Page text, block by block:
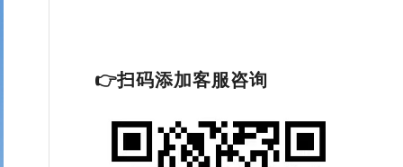
👉扫码添加客服咨询